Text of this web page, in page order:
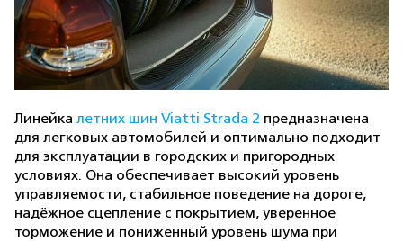
Линейка летних шин Viatti Strada 2 предназначена
для легковых автомобилей и оптимально подходит
для эксплуатации в городских и пригородных
условиях. Она обеспечивает высокий уровень
управляемости, стабильное поведение на дороге,
надёжное сцепление с покрытием, уверенное
торможение и пониженный уровень шума при